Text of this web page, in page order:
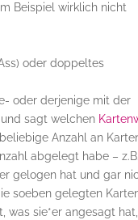
Beispiel wirklich nicht
oder doppeltes
oder derjenige mit der
sagt welchen
Anzahl an
abgelegt habe – z.B.
gelogen hat und gar
soeben gelegten
was sie*er angesagt